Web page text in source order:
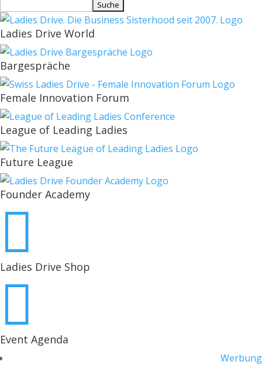
nach:
Ladies Drive World
Bargespräche
Female Innovation Forum
League of Leading Ladies
Future League
Founder Academy

Ladies Drive Shop

Event Agenda
Werbung